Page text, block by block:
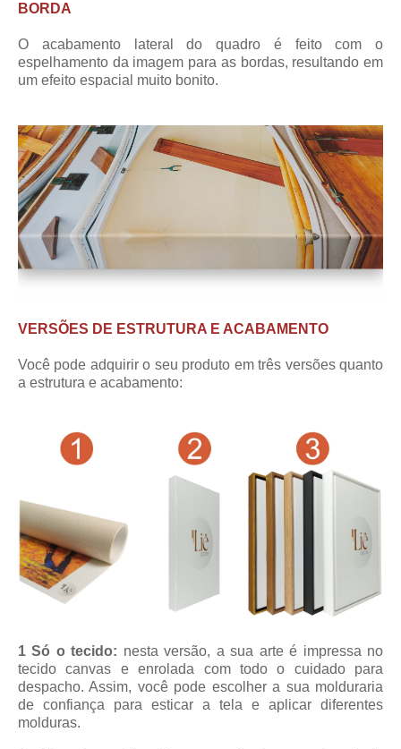
BORDA
O acabamento lateral do quadro é feito com o
espelhamento da imagem para as bordas, resultando em
um efeito espacial muito bonito.
VERSÕES DE ESTRUTURA E ACABAMENTO
Você pode adquirir o seu produto em três versões quanto
a estrutura e acabamento:
1 Só o tecido: nesta versão, a sua arte é impressa no
tecido canvas e enrolada com todo o cuidado para
despacho. Assim, você pode escolher a sua molduraria
de confiança para esticar a tela e aplicar diferentes
molduras.